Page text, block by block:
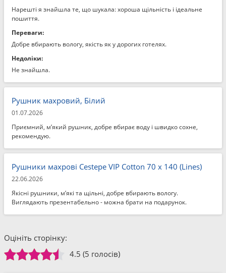
Нарешті я знайшла те, що шукала: хороша щільність і ідеальне
пошиття.
Переваги:
Добре вбирають вологу, якість як у дорогих готелях.
Недоліки:
Не знайшла.
Рушник махровий, Білий
01.07.2026
Приємний, м’який рушник, добре вбирає воду і швидко сохне,
рекомендую.
Рушники махрові Cestepe VIP Cotton 70 x 140 (Lines)
22.06.2026
Якісні рушники, м’які та щільні, добре вбирають вологу.
Виглядають презентабельно - можна брати на подарунок.
Оцініть сторінку:
4.5 (5 голосів)